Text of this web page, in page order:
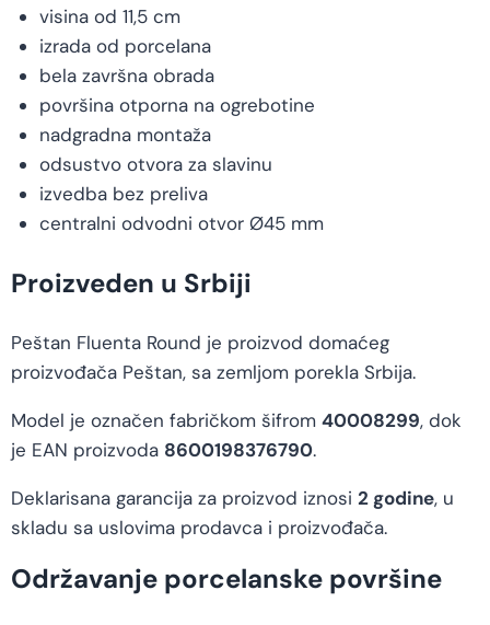
visina od 11,5 cm
izrada od porcelana
bela završna obrada
površina otporna na ogrebotine
nadgradna montaža
odsustvo otvora za slavinu
izvedba bez preliva
centralni odvodni otvor Ø45 mm
Proizveden u Srbiji
Peštan Fluenta Round je proizvod domaćeg
proizvođača Peštan, sa zemljom porekla Srbija.
Model je označen fabričkom šifrom 40008299, dok
je EAN proizvoda 8600198376790.
Deklarisana garancija za proizvod iznosi 2 godine, u
skladu sa uslovima prodavca i proizvođača.
Održavanje porcelanske površine